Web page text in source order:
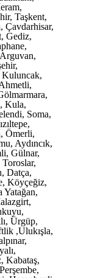
Taşkent,
Çavdarhisar,
Gediz,
Kula,
Soma,
Ömerli,
Aydıncık,
Gülnar,
Datça,
Köyçeğiz,
Yatağan,
Ürgüp,
,Ulukışla,
Kabataş,